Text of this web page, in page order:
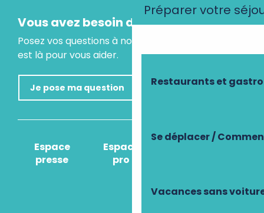
Préparer votre
Restaurants et
Se déplacer /
Vacances sans
Vous avez besoin d'un conseil ?
Posez vos questions à notre assistant virtuel, il
est là pour vous aider.
Je pose ma question
Espace
presse
Espace
pro
Comment venir